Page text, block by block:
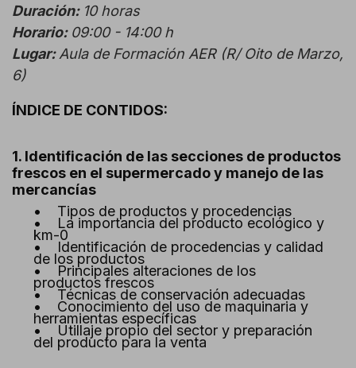
Duración: 10 horas
Horario: 09:00 - 14:00 h
Lugar: Aula de Formación AER (R/ Oito de Marzo,
6)
ÍNDICE DE CONTIDOS:
1. Identificación de las secciones de productos
frescos en el supermercado y manejo de las
mercancías
• Tipos de productos y procedencias
• La importancia del producto ecológico y
km-0
• Identificación de procedencias y calidad
de los productos
• Principales alteraciones de los
productos frescos
• Técnicas de conservación adecuadas
• Conocimiento del uso de maquinaria y
herramientas específicas
• Utillaje propio del sector y preparación
del producto para la venta